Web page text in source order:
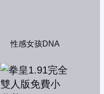
性感女孩DNA